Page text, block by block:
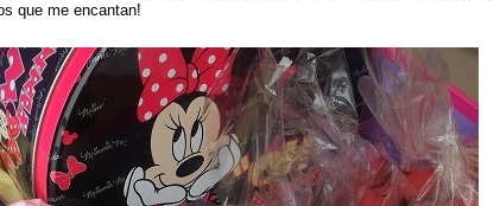
que me encantan!